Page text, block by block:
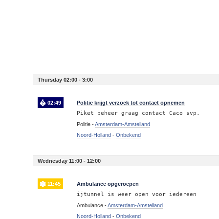
Thursday 02:00 - 3:00
02:49 Politie krijgt verzoek tot contact opnemen
Piket beheer graag contact Caco svp.
Politie -Amsterdam-Amstelland
Noord-Holland -Onbekend
Wednesday 11:00 - 12:00
11:45 Ambulance opgeroepen
ijtunnel is weer open voor iedereen
Ambulance -Amsterdam-Amstelland
Noord-Holland -Onbekend